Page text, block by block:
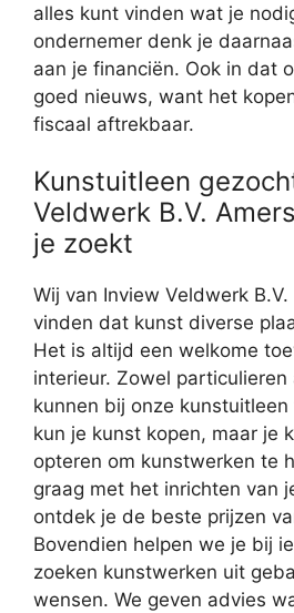
alles kunt vinden wat je
ondernemer denk je
aan je financiën. Ook in dat
goed nieuws, want het
fiscaal aftrekbaar.
Kunstuitleen
Veldwerk B.V.
je zoekt
Wij van Inview Veldwerk
vinden dat kunst diverse
Het is altijd een welkome
interieur. Zowel particulieren
kunnen bij onze
kun je kunst kopen, maar je
opteren om kunstwerken te
graag met het inrichten van
ontdek je de beste prijzen
Bovendien helpen we je bij
zoeken kunstwerken uit
wensen. We geven advies